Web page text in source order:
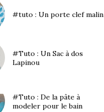
#tuto : Un porte clef malin
#Tuto : Un Sac à dos
Lapinou
#Tuto : De la pâte à
modeler pour le bain